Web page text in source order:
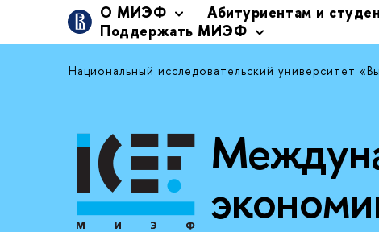
О МИЭФ Абитуриентам и
Поддержать МИЭФ
Национальный исследовательский университет